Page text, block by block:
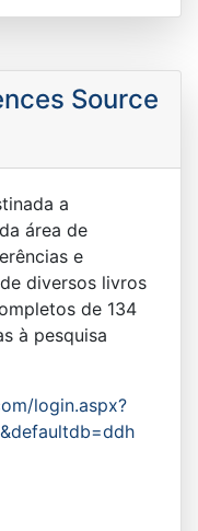
Source
a
área de
e
diversos livros
de 134
à pesquisa
login.aspx?